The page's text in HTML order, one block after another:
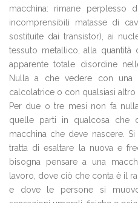
macchina: rimane
incomprensibili matasse di
sostituite dai transistor), ai
tessuto metallico, alla
apparente totale disordine
Nulla a che vedere con una
calcolatrice o con qualsiasi
Per due o tre mesi non fa
quelle parti in qualcosa che
macchina che deve nascere.
tratta di esaltare la nuova e
bisogna pensare a una
lavoro, dove ciò che conta è il
e dove le persone si